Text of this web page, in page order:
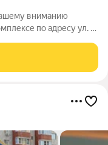
вниманию
по адресу ул. 2-
Дом уже введен в